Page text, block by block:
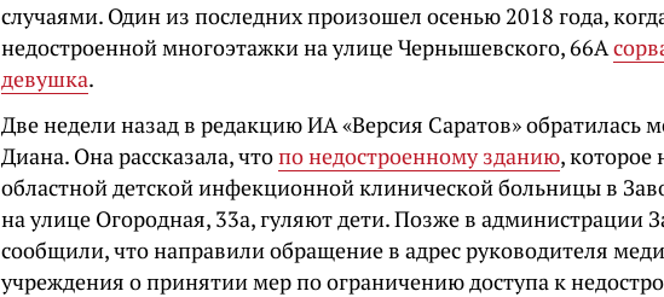
случаями. Один из последних произошел осенью 2018 года,
недостроенной многоэтажки на улице Чернышевского, 66А
девушка.
Две недели назад в редакцию ИА «Версия Саратов» обратилась
Диана. Она рассказала, чтопо недостроенному зданию, которое
областной детской инфекционной клинической больницы в
на улице Огородная, 33а, гуляют дети. Позже в администрации
сообщили, что направили обращение в адрес руководителя
учреждения о принятии мер по ограничению доступа к